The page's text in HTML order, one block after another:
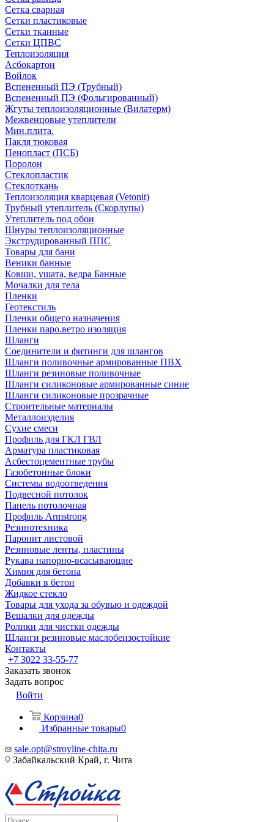
Сетка сварная
Сетки пластиковые
Сетки тканные
Сетки ЦПВС
Теплоизоляция
Асбокартон
Войлок
Вспененный ПЭ (Трубный)
Вспененный ПЭ (Фольгированный)
Жгуты теплоизоляционные (Вилатерм)
Межвенцовые утеплители
Мин.плита.
Пакля тюковая
Пенопласт (ПСБ)
Поролон
Стеклопластик
Стеклоткань
Теплоизоляция кварцевая (Vetonit)
Трубный утеплитель (Скорлупы)
Утеплитель под обои
Шнуры теплоизоляционные
Экструдированный ППС
Товары для бани
Веники банные
Ковши, ушата, ведра Банные
Мочалки для тела
Пленки
Геотекстиль
Пленки общего назначения
Пленки паро.ветро изоляция
Шланги
Соединители и фитинги для шлангов
Шланги поливочные армированные ПВХ
Шланги резиновые поливочные
Шланги силиконовые армированные синие
Шланги силиконовые прозрачные
Строительные материалы
Металлоизделия
Сухие смеси
Профиль для ГКЛ ГВЛ
Арматура пластиковая
Асбестоцементные трубы
Газобетонные блоки
Системы водоотведения
Подвесной потолок
Панель потолочная
Профиль Armstrong
Резинотехника
Паронит листовой
Резиновые ленты, пластины
Рукава напорно-всасывающие
Химия для бетона
Добавки в бетон
Жидкое стекло
Товары для ухода за обувью и одеждой
Вешалки для одежды
Ролики для чистки одежды
Шланги резиновые маслобензостойкие
Контакты
+7 3022 33-55-77
Заказать звонок
Задать вопрос
Войти
Корзина0
Избранные товары0
sale.opt@stroyline-chita.ru
Забайкальский Край, г. Чита